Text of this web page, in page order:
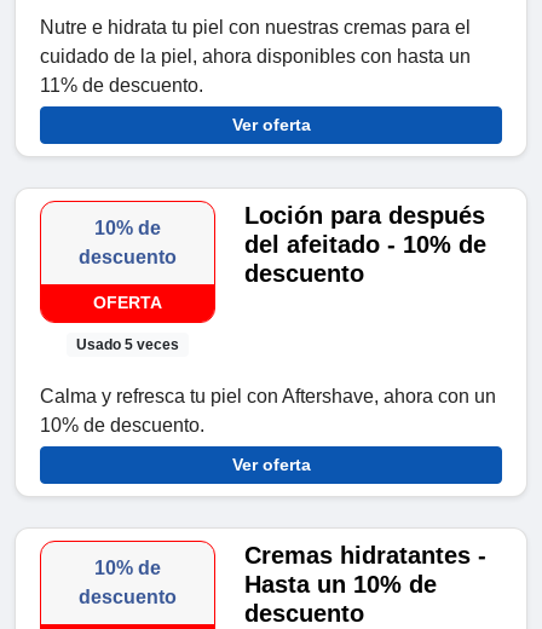
Nutre e hidrata tu piel con nuestras cremas para el
cuidado de la piel, ahora disponibles con hasta un
11% de descuento.
Ver oferta
10% de
descuento
OFERTA
Usado 5 veces
Loción para después
del afeitado - 10% de
descuento
Calma y refresca tu piel con Aftershave, ahora con un
10% de descuento.
Ver oferta
10% de
descuento
Cremas hidratantes -
Hasta un 10% de
descuento